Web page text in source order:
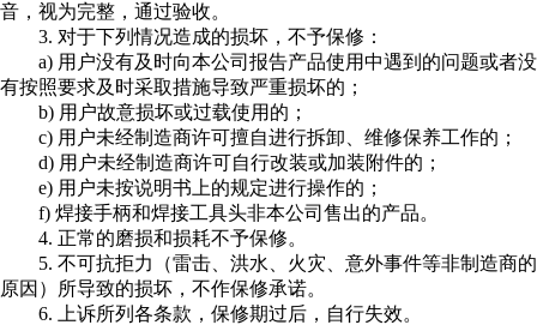
音，视为完整，通过验收。
3. 对于下列情况造成的损坏，不予保修：
a) 用户没有及时向本公司报告产品使用中遇到的问题或者没
有按照要求及时采取措施导致严重损坏的；
b) 用户故意损坏或过载使用的；
c) 用户未经制造商许可擅自进行拆卸、维修保养工作的；
d) 用户未经制造商许可自行改装或加装附件的；
e) 用户未按说明书上的规定进行操作的；
f) 焊接手柄和焊接工具头非本公司售出的产品。
4. 正常的磨损和损耗不予保修。
5. 不可抗拒力（雷击、洪水、火灾、意外事件等非制造商的
原因）所导致的损坏，不作保修承诺。
6. 上诉所列各条款，保修期过后，自行失效。